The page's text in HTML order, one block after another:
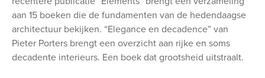
aan 15 boeken die de fundamenten van de hedendaagse
architectuur bekijken. “Elegance en decadence” van
Pieter Porters brengt een overzicht aan rijke en soms
decadente interieurs. Een boek dat grootsheid uitstraalt.